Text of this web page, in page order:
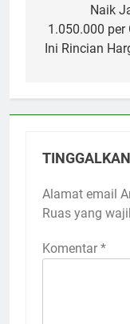
Naik
1.050.000 per
Ini Rincian
Alamat email
Ruas yang
Komentar *